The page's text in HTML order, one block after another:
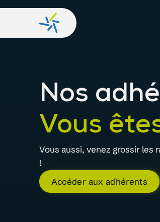
Nos
Vous
Vous aussi, venez grossir les
!
Accéder aux adhérents